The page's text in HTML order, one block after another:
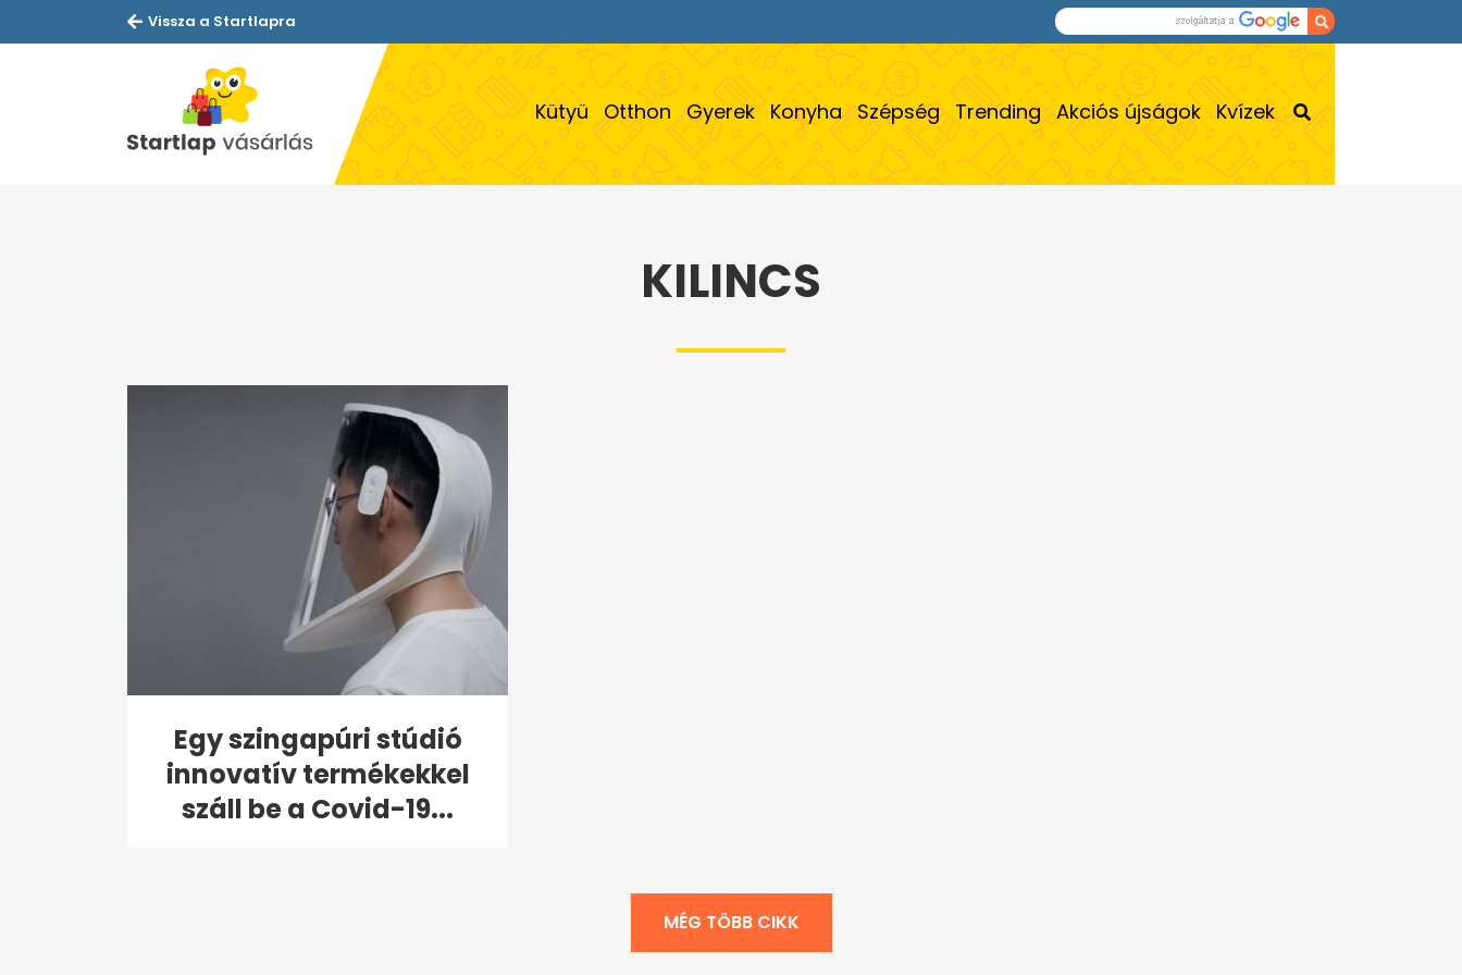
Vissza a Startlapra
Kütyü Otthon Gyerek Konyha Szépség Trending Akciós újságok Kvízek
KILINCS
Egy szingapúri stúdió
innovatív termékekkel
száll be a Covid-19...
MÉG TÖBB CIKK